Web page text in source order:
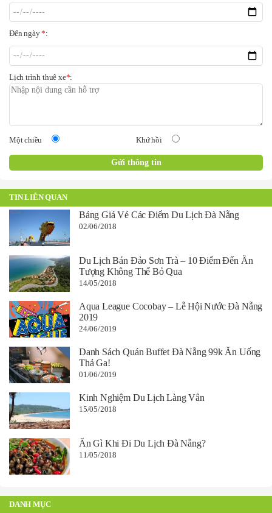
Đến ngày*:
Lịch trình thuê xe*:
Một chiều Khứ hồi
TIN LIÊN QUAN
Bảng Giá Vé Các Điểm Du Lịch Đà Nẵng
02/06/2018
Du Lịch Bán Đảo Sơn Trà – 10 Điểm Đến Ấn
Tượng Không Thể Bỏ Qua
14/05/2018
Aqua League Cocobay – Lễ Hội Nước Đà Nẵng
2019
24/06/2019
Danh Sách Quán Buffet Đà Nẵng 99k Ăn Uống
Thả Ga!
01/06/2019
Kinh Nghiệm Du Lịch Làng Vân
15/05/2018
Ăn Gì Khi Đi Du Lịch Đà Nẵng?
11/05/2018
DANH MỤC